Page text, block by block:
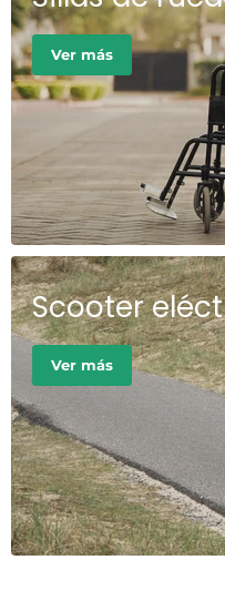
Ver más
Scooter
Ver más